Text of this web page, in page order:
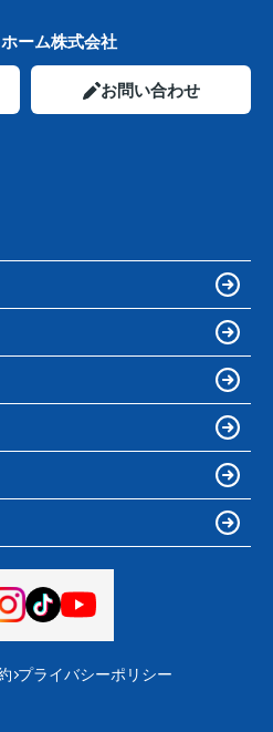
ーム株式会社
お問い合わせ
プライバシーポリシー